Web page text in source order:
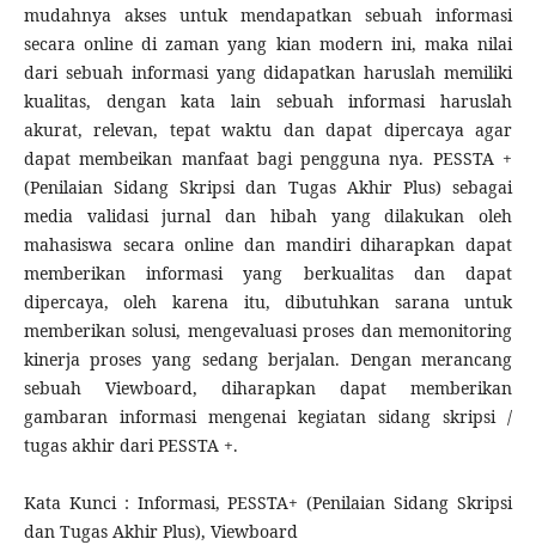
mudahnya akses untuk mendapatkan sebuah informasi
secara online di zaman yang kian modern ini, maka nilai
dari sebuah informasi yang didapatkan haruslah memiliki
kualitas, dengan kata lain sebuah informasi haruslah
akurat, relevan, tepat waktu dan dapat dipercaya agar
dapat membeikan manfaat bagi pengguna nya. PESSTA +
(Penilaian Sidang Skripsi dan Tugas Akhir Plus) sebagai
media validasi jurnal dan hibah yang dilakukan oleh
mahasiswa secara online dan mandiri diharapkan dapat
memberikan informasi yang berkualitas dan dapat
dipercaya, oleh karena itu, dibutuhkan sarana untuk
memberikan solusi, mengevaluasi proses dan memonitoring
kinerja proses yang sedang berjalan. Dengan merancang
sebuah Viewboard, diharapkan dapat memberikan
gambaran informasi mengenai kegiatan sidang skripsi /
tugas akhir dari PESSTA +.
Kata Kunci : Informasi, PESSTA+ (Penilaian Sidang Skripsi
dan Tugas Akhir Plus), Viewboard